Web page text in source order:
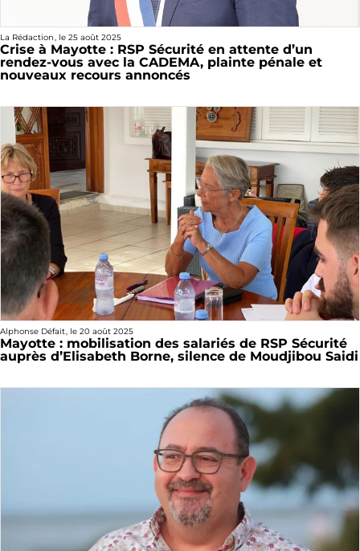
La Rédaction, le 25 août 2025
Crise à Mayotte : RSP Sécurité en attente d’un
rendez-vous avec la CADEMA, plainte pénale et
nouveaux recours annoncés
Alphonse Défait, le 20 août 2025
Mayotte : mobilisation des salariés de RSP Sécurité
auprès d’Elisabeth Borne, silence de Moudjibou Saidi